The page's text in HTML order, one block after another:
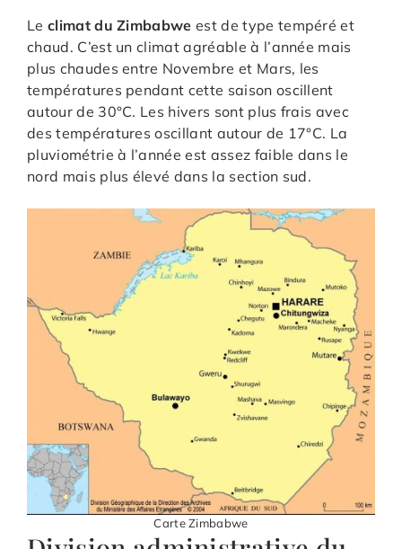
Le climat du Zimbabwe est de type tempéré et
chaud. C’est un climat agréable à l’année mais
plus chaudes entre Novembre et Mars, les
températures pendant cette saison oscillent
autour de 30°C. Les hivers sont plus frais avec
des températures oscillant autour de 17°C. La
pluviométrie à l’année est assez faible dans le
nord mais plus élevé dans la section sud.
Carte Zimbabwe